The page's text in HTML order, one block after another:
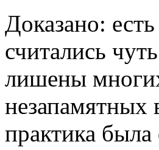
Доказано:
считались
лишены
незапамятных
практика была